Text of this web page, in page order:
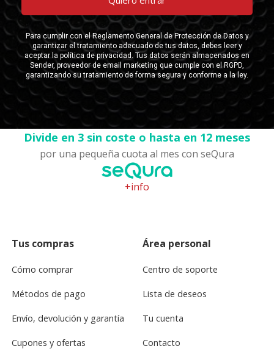
Divide en 3 sin coste o hasta en 12 meses
por una pequeña cuota al mes con seQura
+info
Tus compras
Cómo comprar
Métodos de pago
Envío, devolución y garantía
Cupones y ofertas
Área personal
Centro de soporte
Lista de deseos
Tu cuenta
Contacto